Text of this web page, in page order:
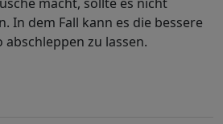
In dem Fall kann es die bessere
zu lassen.